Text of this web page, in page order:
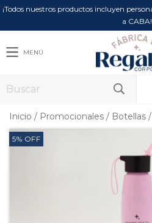
¡Todos nuestros productos incluyen
a CABA!
MENÚ
Inicio / Promocionales / Botellas /
5% OFF